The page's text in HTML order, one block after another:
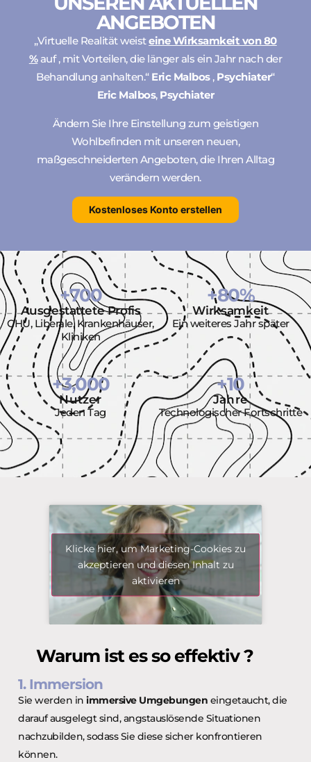
ANGEBOTEN
„Virtuelle Realität weisteine Wirksamkeit von 80
%auf , mit Vorteilen, die länger als ein Jahr nach der
Behandlung anhalten.“ Eric Malbos, Psychiater“
Eric Malbos, Psychiater
Ändern Sie Ihre Einstellung zum geistigen
Wohlbefinden mit unseren neuen,
maßgeschneiderten Angeboten, die Ihren Alltag
verändern werden.
Kostenloses Konto erstellen
+700
Ausgestattete Profis
CHU, Liberale, Krankenhäuser,
Kliniken
+80%
Wirksamkeit
Ein weiteres Jahr später
+3,000
Nutzer
Jeden Tag
+10
Jahre
Technologischer Fortschritte
Klicke hier, um Marketing-Cookies zu
akzeptieren und diesen Inhalt zu
aktivieren
Warum ist es so effektiv ?
1. Immersion
Sie werden inimmersive Umgebungen eingetaucht, die
darauf ausgelegt sind, angstauslösende Situationen
nachzubilden, sodass Sie diese sicher konfrontieren
können.